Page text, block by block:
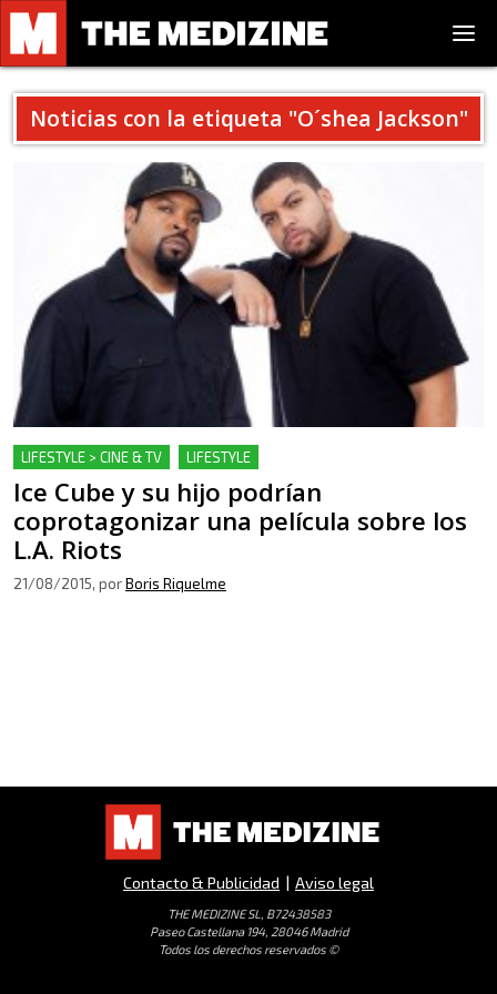
Noticias con la etiqueta "O´shea Jackson"
LIFESTYLE > CINE & TV LIFESTYLE
Ice Cube y su hijo podrían
coprotagonizar una película sobre los
L.A. Riots
21/08/2015, porBoris Riquelme
Contacto & Publicidad | Aviso legal
THE MEDIZINE SL, B72438583
Paseo Castellana 194, 28046 Madrid
Todos los derechos reservados ©